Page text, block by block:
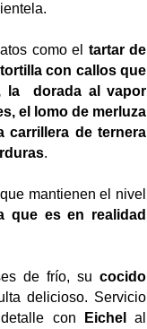
como el tartar de
con callos que
la dorada al vapor
el lomo de merluza
carrillera de ternera
.
mantienen el nivel
que es en realidad
de frío, sucocido
delicioso. Servicio
con
Eichelal